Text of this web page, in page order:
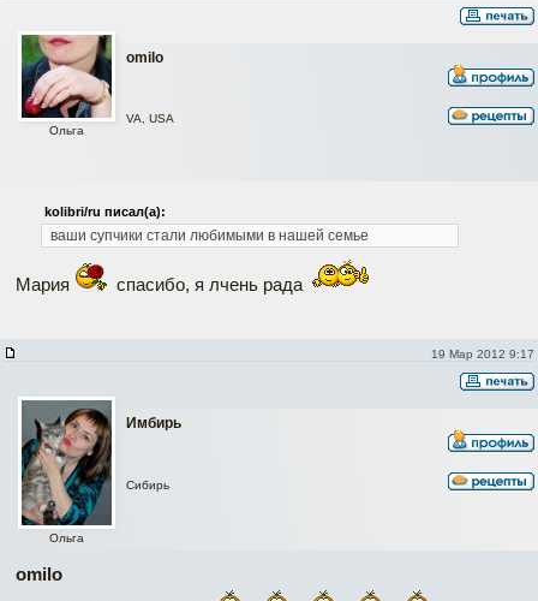
omilo
Ольга
VA, USA
kolibri/ru писал(а):
ваши супчики стали любимыми в нашей семье
Мария спасибо, я лчень рада
19 Мар 2012 9:17
Имбирь
Ольга
Сибирь
omilo